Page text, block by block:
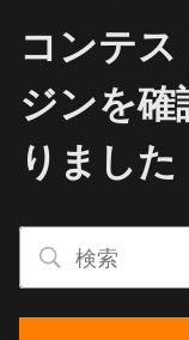
コンテ
ジンを
りました